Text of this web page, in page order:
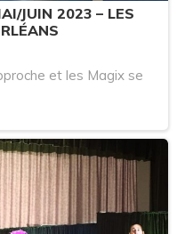
JUIN 2023 – LES
et les Magix se